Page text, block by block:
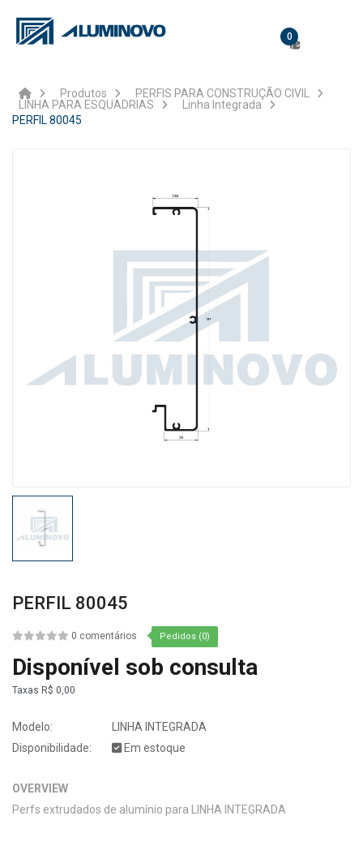
0
Produtos
PERFIS PARA CONSTRUÇÃO CIVIL
LINHA PARA ESQUADRIAS
Linha Integrada
PERFIL 80045
PERFIL 80045
0 comentários Pedidos (0)
Disponível sob consulta
Taxas R$ 0,00
Modelo:
LINHA INTEGRADA
Disponibilidade:
Em estoque
OVERVIEW
Perfs extrudados de alumínio para LINHA INTEGRADA